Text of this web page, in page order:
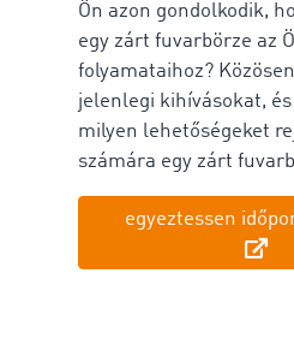
Ön azon gondolkodik,
egy zárt fuvarbörze az
folyamataihoz?
jelenlegi kihívásokat,
milyen lehetőségeket
számára egy zárt
egyeztessen